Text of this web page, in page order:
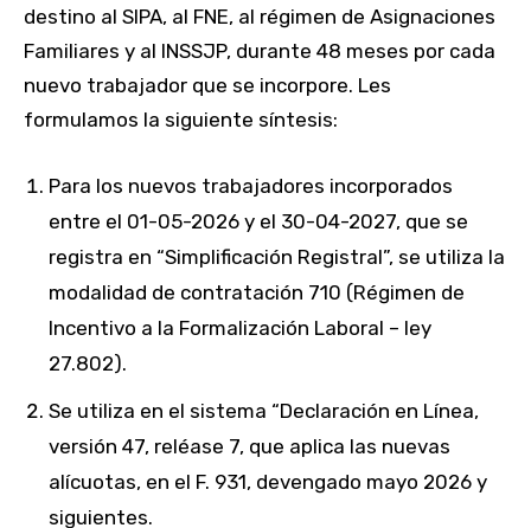
destino al SIPA, al FNE, al régimen de Asignaciones
Familiares y al INSSJP, durante 48 meses por cada
nuevo trabajador que se incorpore. Les
formulamos la siguiente síntesis:
Para los nuevos trabajadores incorporados
entre el 01-05-2026 y el 30-04-2027, que se
registra en “Simplificación Registral”, se utiliza la
modalidad de contratación 710 (Régimen de
Incentivo a la Formalización Laboral – ley
27.802).
Se utiliza en el sistema “Declaración en Línea,
versión 47, reléase 7, que aplica las nuevas
alícuotas, en el F. 931, devengado mayo 2026 y
siguientes.